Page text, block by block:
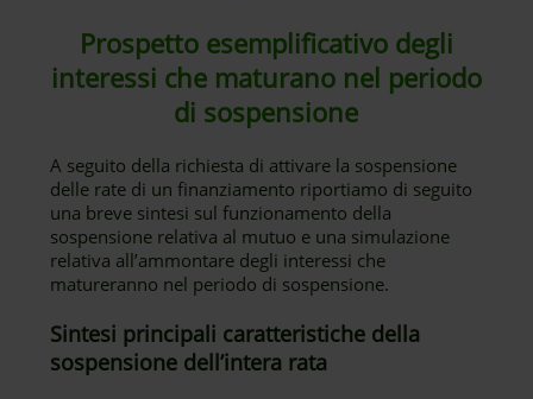
Prospetto esemplificativo degli
interessi che maturano nel periodo
di sospensione
A seguito della richiesta di attivare la sospensione
delle rate di un finanziamento riportiamo di seguito
una breve sintesi sul funzionamento della
sospensione relativa al mutuo e una simulazione
relativa all’ammontare degli interessi che
matureranno nel periodo di sospensione.
Sintesi principali caratteristiche della
sospensione dell’intera rata